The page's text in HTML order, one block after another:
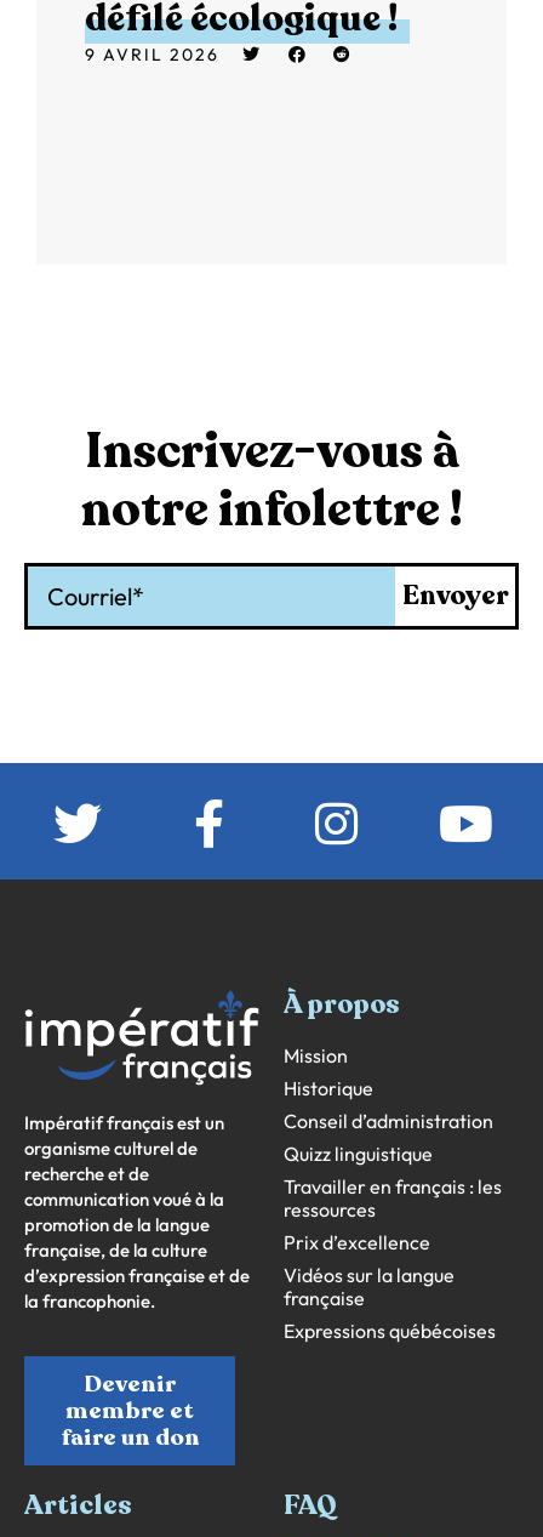
défilé écologique !
9 AVRIL 2026
Inscrivez-vous à
notre infolettre !
Envoyer
Impératif français est un
organisme culturel de
recherche et de
communication voué à la
promotion de la langue
française, de la culture
d’expression française et de
la francophonie.
Devenir
membre et
faire un don
À propos
Mission
Historique
Conseil d’administration
Quizz linguistique
Travailler en français : les
ressources
Prix d’excellence
Vidéos sur la langue
française
Expressions québécoises
Articles
FAQ